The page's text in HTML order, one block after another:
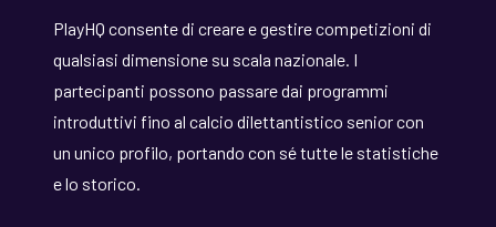
PlayHQ consente di creare e gestire competizioni di
qualsiasi dimensione su scala nazionale. I
partecipanti possono passare dai programmi
introduttivi fino al calcio dilettantistico senior con
un unico profilo, portando con sé tutte le statistiche
e lo storico.